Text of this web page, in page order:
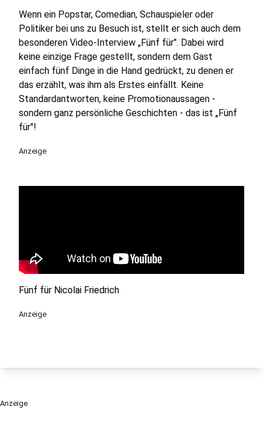
Wenn ein Popstar, Comedian, Schauspieler oder
Politiker bei uns zu Besuch ist, stellt er sich auch dem
besonderen Video-Interview „Fünf für". Dabei wird
keine einzige Frage gestellt, sondern dem Gast
einfach fünf Dinge in die Hand gedrückt, zu denen er
das erzählt, was ihm als Erstes einfällt. Keine
Standardantworten, keine Promotionaussagen -
sondern ganz persönliche Geschichten - das ist „Fünf
für"!
Anzeige
Fünf für Nicolai Friedrich
Anzeige
Anzeige